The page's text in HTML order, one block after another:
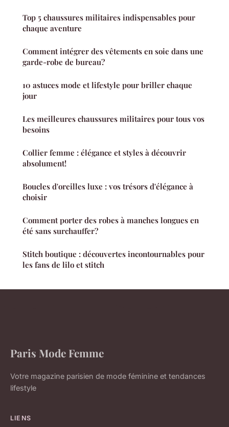
Top 5 chaussures militaires indispensables pour
chaque aventure
Comment intégrer des vêtements en soie dans une
garde-robe de bureau?
10 astuces mode et lifestyle pour briller chaque
jour
Les meilleures chaussures militaires pour tous vos
besoins
Collier femme : élégance et styles à découvrir
absolument!
Boucles d'oreilles luxe : vos trésors d'élégance à
choisir
Comment porter des robes à manches longues en
été sans surchauffer?
Stitch boutique : découvertes incontournables pour
les fans de lilo et stitch
Paris Mode Femme
Votre magazine parisien de mode féminine et tendances
lifestyle
LIENS